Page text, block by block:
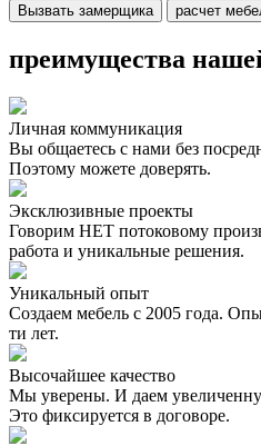
Вызвать замерщика расчет
преимущества
Личная коммуникация
Вы общаетесь с нами без
Поэтому можете доверять.
Эксклюзивные проекты
Говорим НЕТ потоковому
работа и уникальные решения.
Уникальный опыт
Создаем мебель с 2005 года.
ти лет.
Высочайшее качество
Мы уверены. И даем
Это фиксируется в договоре.